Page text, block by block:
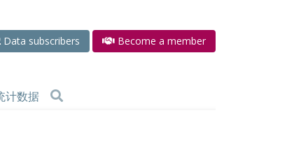
Data subscribers Become a member
计数据